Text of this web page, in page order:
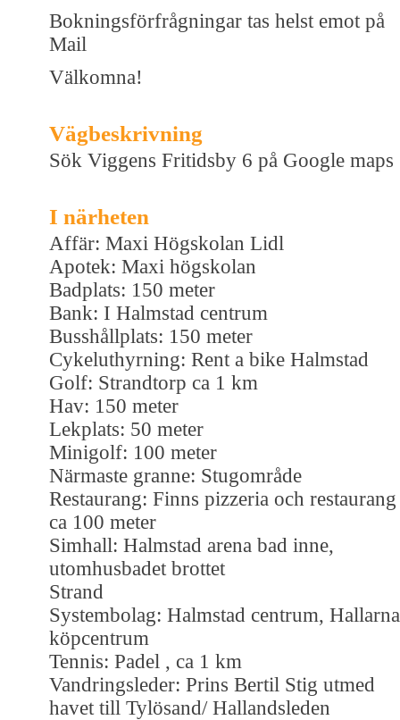
Bokningsförfrågningar tas helst emot på
Mail
Välkomna!
Vägbeskrivning
Sök Viggens Fritidsby 6 på Google maps
I närheten
Affär: Maxi Högskolan Lidl
Apotek: Maxi högskolan
Badplats: 150 meter
Bank: I Halmstad centrum
Busshållplats: 150 meter
Cykeluthyrning: Rent a bike Halmstad
Golf: Strandtorp ca 1 km
Hav: 150 meter
Lekplats: 50 meter
Minigolf: 100 meter
Närmaste granne: Stugområde
Restaurang: Finns pizzeria och restaurang
ca 100 meter
Simhall: Halmstad arena bad inne,
utomhusbadet brottet
Strand
Systembolag: Halmstad centrum, Hallarna
köpcentrum
Tennis: Padel , ca 1 km
Vandringsleder: Prins Bertil Stig utmed
havet till Tylösand/ Hallandsleden